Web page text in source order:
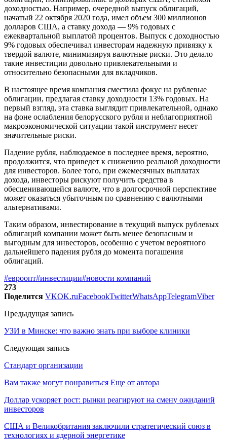
доходностью. Например, очередной выпуск облигаций,
начатый 22 октября 2020 года, имел объем 300 миллионов
долларов США, а ставку дохода — 9% годовых с
ежеквартальной выплатой процентов. Выпуск с доходностью
9% годовых обеспечивал инвесторам надежную привязку к
твердой валюте, минимизируя валютные риски. Это делало
такие инвестиции довольно привлекательными и
относительно безопасными для вкладчиков.
В настоящее время компания сместила фокус на рублевые
облигации, предлагая ставку доходности 13% годовых. На
первый взгляд, эта ставка выглядит привлекательной, однако
на фоне ослабления белорусского рубля и неблагоприятной
макроэкономической ситуации такой инструмент несет
значительные риски.
Падение рубля, наблюдаемое в последнее время, вероятно,
продолжится, что приведет к снижению реальной доходности
для инвесторов. Более того, при ежемесячных выплатах
дохода, инвесторы рискуют получить средства в
обесценивающейся валюте, что в долгосрочной перспективе
может оказаться убыточным по сравнению с валютными
альтернативами.
Таким образом, инвестирование в текущий выпуск рублевых
облигаций компании может быть менее безопасным и
выгодным для инвесторов, особенно с учетом вероятного
дальнейшего падения рубля до момента погашения
облигаций.
#евроопт#инвестиции#новости компаний
273
Поделится VKOK.ruFacebookTwitterWhatsAppTelegramViber
Предыдущая запись
УЗИ в Минске: что важно знать при выборе клиники
Следующая запись
Стандарт организации
Вам также могут понравиться Еще от автора
Доллар ускоряет рост: рынки реагируют на смену ожиданий
инвесторов
США и Великобритания заключили стратегический союз в
технологиях и ядерной энергетике